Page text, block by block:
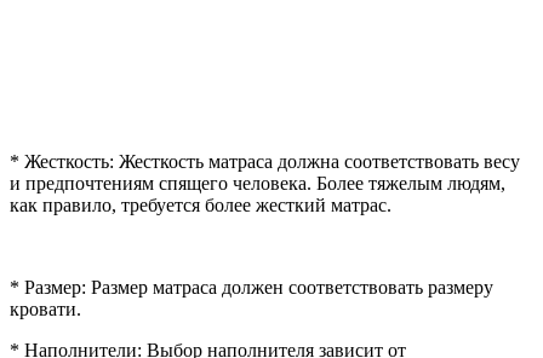
* Жесткость: Жесткость матраса должна соответствовать весу
и предпочтениям спящего человека. Более тяжелым людям,
как правило, требуется более жесткий матрас.
* Размер: Размер матраса должен соответствовать размеру
кровати.
* Наполнители: Выбор наполнителя зависит от